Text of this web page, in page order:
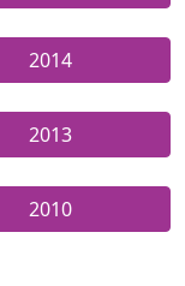
2014
2013
2010